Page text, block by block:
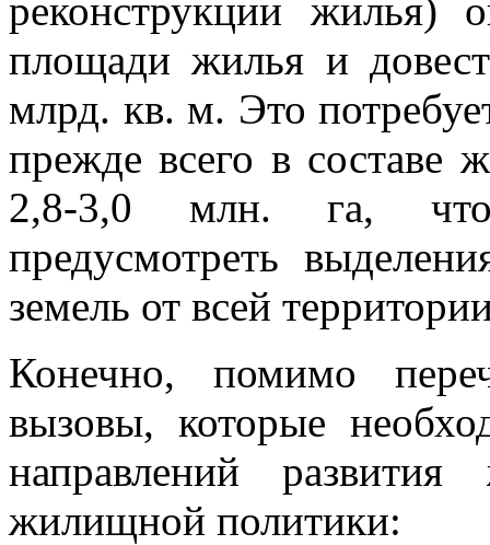
реконструкции
площади жилья и
млрд. кв. м. Это
прежде всего в составе
2,8-3,0 млн. га, что
предусмотреть
земель от всей
Конечно, помимо
вызовы, которые
направлений
жилищной политики: